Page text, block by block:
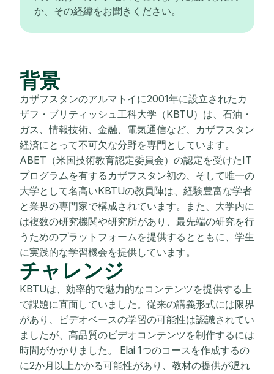
か、その経緯をお聞きください。
背景
カザフスタンのアルマトイに2001年に設立されたカ
ザフ・ブリティッシュ工科大学（KBTU）は、石油・
ガス、情報技術、金融、電気通信など、カザフスタン
経済にとって不可欠な分野を専門としています。
ABET（米国技術教育認定委員会）の認定を受けたIT
プログラムを有するカザフスタン初の、そして唯一の
大学として名高いKBTUの教員陣は、経験豊富な学者
と業界の専門家で構成されています。また、大学内に
は複数の研究機関や研究所があり、最先端の研究を行
うためのプラットフォームを提供するとともに、学生
に実践的な学習機会を提供しています。
チャレンジ
KBTUは、効率的で魅力的なコンテンツを提供する上
で課題に直面していました。従来の講義形式には限界
があり、ビデオベースの学習の可能性は認識されてい
ましたが、高品質のビデオコンテンツを制作するには
時間がかかりました。 Elai 1つのコースを作成するの
に2か月以上かかる可能性があり、教材の提供が遅れ